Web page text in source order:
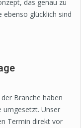
das genau zu
ebenso glücklich sind
Branche haben
umgesetzt. Unser
Termin direkt vor